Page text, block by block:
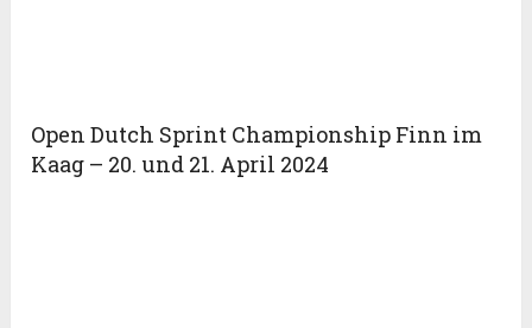
Open Dutch Sprint Championship Finn im
Kaag – 20. und 21. April 2024